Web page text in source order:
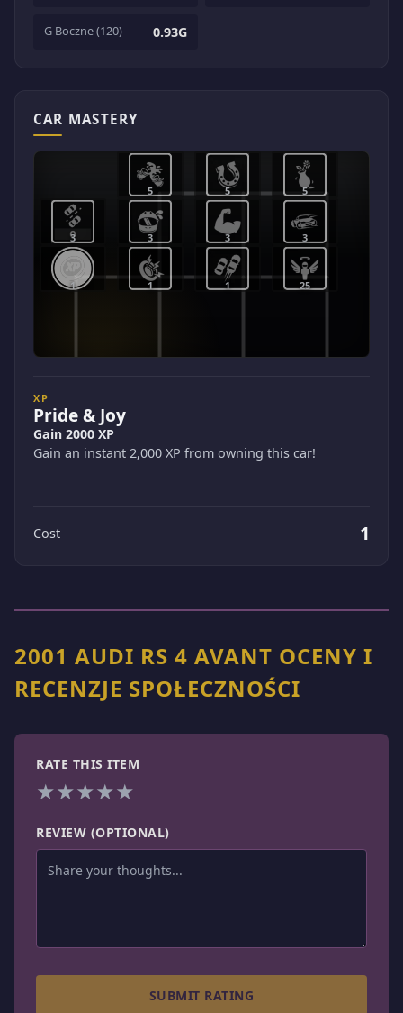
G Boczne (120) 0.93G
CAR MASTERY
1 1 1 25
3 3 3 3
5 5 5
XP
Pride & Joy
Gain 2000 XP
Gain an instant 2,000 XP from owning this car!
Cost 1
2001 AUDI RS 4 AVANT OCENY I
RECENZJE SPOŁECZNOŚCI
RATE THIS ITEM
★★★★★
REVIEW (OPTIONAL)
SUBMIT RATING